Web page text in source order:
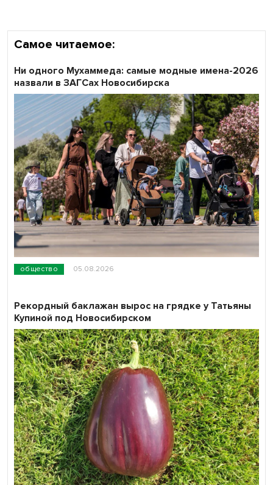
Самое читаемое:
общество 05.08.2026
Ни одного Мухаммеда: самые модные имена-2026
назвали в ЗАГСах Новосибирска
Рекордный баклажан вырос на грядке у Татьяны
Купиной под Новосибирском